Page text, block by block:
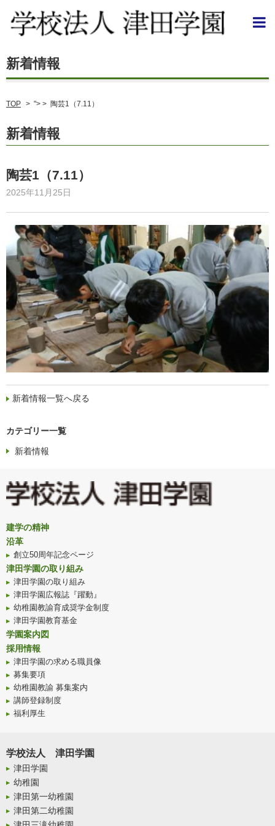
TOP > "> > 陶芸1（7.11）
新着情報
陶芸1（7.11）
2025年11月25日
新着情報一覧へ戻る
カテゴリー一覧
新着情報
建学の精神
沿革
創立50周年記念ページ
津田学園の取り組み
津田学園の取り組み
津田学園広報誌『躍動』
幼稚園教諭育成奨学金制度
津田学園教育基金
学園案内図
採用情報
津田学園の求める職員像
募集要項
幼稚園教諭 募集案内
講師登録制度
福利厚生
学校法人 津田学園
津田学園
幼稚園
津田第一幼稚園
津田第二幼稚園